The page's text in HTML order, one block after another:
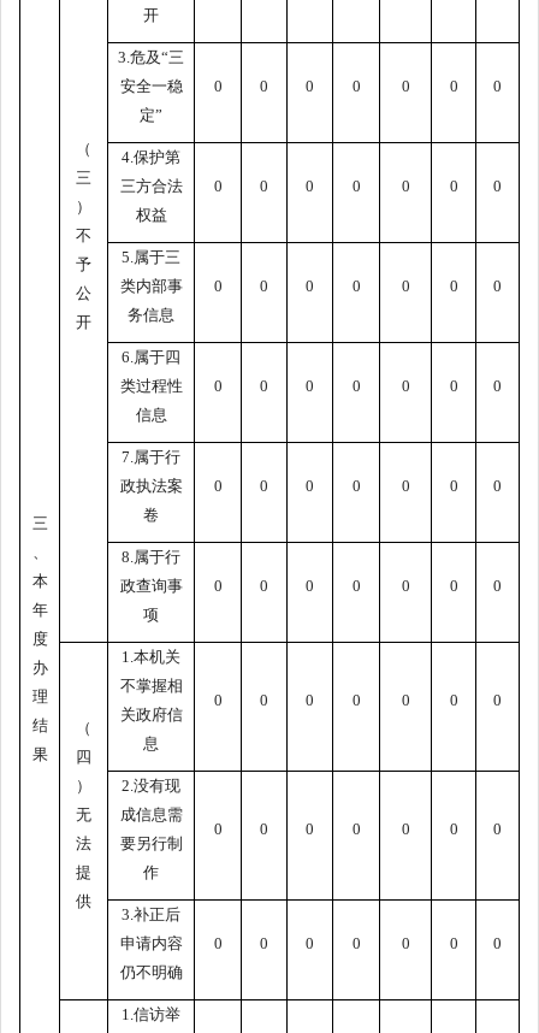
三
、
本
年
度
办
理
结
果
（
三
）
不
予
公
开
开
3.危及“三
安全一稳
定”
0 0 0 0 0 0 0
4.保护第
三方合法
权益
0 0 0 0 0 0 0
5.属于三
类内部事
务信息
0 0 0 0 0 0 0
6.属于四
类过程性
信息
0 0 0 0 0 0 0
7.属于行
政执法案
卷
0 0 0 0 0 0 0
8.属于行
政查询事
项
0 0 0 0 0 0 0
（
四
）
无
法
提
供
1.本机关
不掌握相
关政府信
息
0 0 0 0 0 0 0
2.没有现
成信息需
要另行制
作
0 0 0 0 0 0 0
3.补正后
申请内容
仍不明确
0 0 0 0 0 0 0
1.信访举